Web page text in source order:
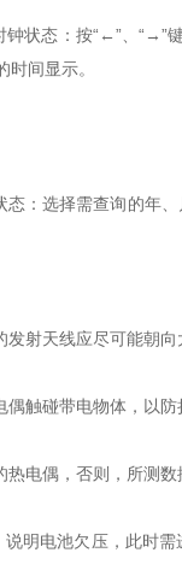
状态：按“←”、“→”
时间显示。
态：选择需查询的年
发射天线应尽可能朝
偶触碰带电物体，以
热电偶，否则，所测
说明电池欠压，此时